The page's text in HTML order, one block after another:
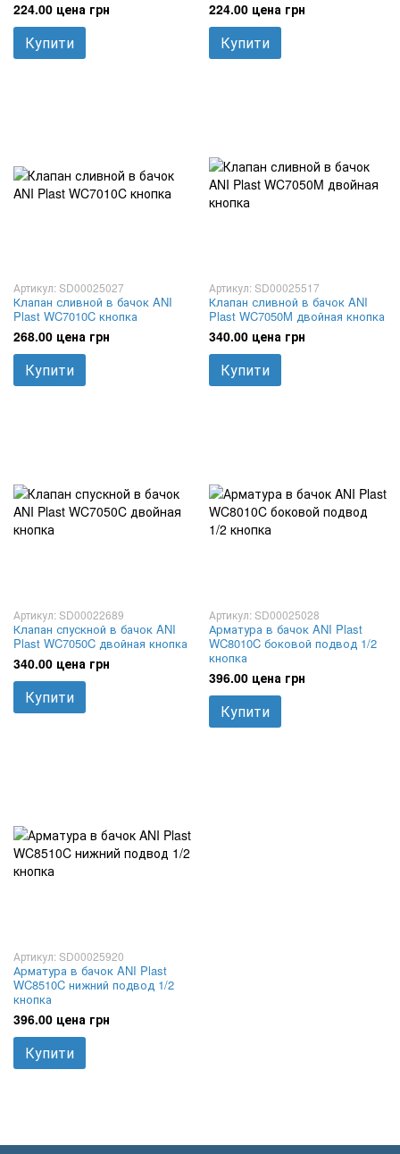
224.00 цена грн
Купити
224.00 цена грн
Купити
Артикул: SD00025027
Клапан сливной в бачок ANI
Plast WC7010C кнопка
268.00 цена грн
Купити
Артикул: SD00025517
Клапан сливной в бачок ANI
Plast WC7050M двойная кнопка
340.00 цена грн
Купити
Артикул: SD00022689
Клапан спускной в бачок ANI
Plast WC7050C двойная кнопка
340.00 цена грн
Купити
Артикул: SD00025028
Арматура в бачок ANI Plast
WC8010C боковой подвод 1/2
кнопка
396.00 цена грн
Купити
Артикул: SD00025920
Арматура в бачок ANI Plast
WC8510C нижний подвод 1/2
кнопка
396.00 цена грн
Купити